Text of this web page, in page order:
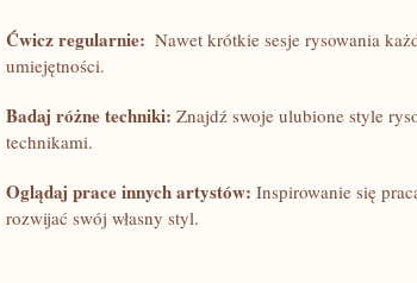
Ćwicz regularnie:
Nawet krótkie⁤ sesje rysowania​
umiejętności.
Badaj ⁢różne techniki: Znajdź swoje ​ulubione style
technikami.
Oglądaj ⁢prace innych artystów: Inspirowanie się
rozwijać⁢ swój własny styl.